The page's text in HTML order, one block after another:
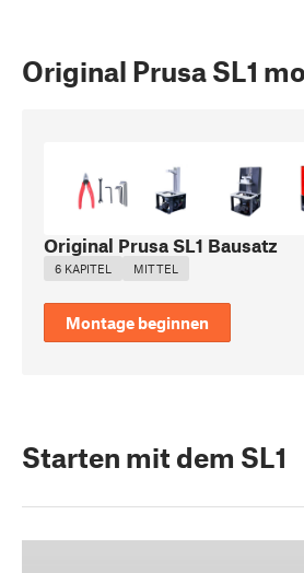
Original Prusa SL1
Original Prusa SL1 Bausatz
6 KAPITEL MITTEL
Montage beginnen
Starten mit dem SL1